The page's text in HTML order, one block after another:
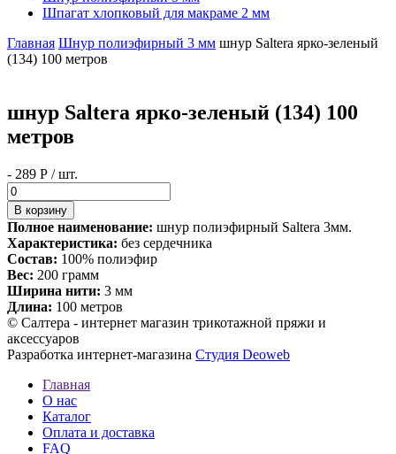
Шпагат хлопковый для макраме 2 мм
Главная Шнур полиэфирный 3 мм шнур Saltera ярко-зеленый
(134) 100 метров
шнур Saltera ярко-зеленый (134) 100
метров
- 289 Р / шт.
Полное наименование: шнур полиэфирный Saltera 3мм.
Характеристика: без сердечника
Состав: 100% полиэфир
Вес: 200 грамм
Ширина нити: 3 мм
Длина: 100 метров
© Салтера - интернет магазин трикотажной пряжи и
аксессуаров
Разработка интернет-магазина Студия Deoweb
Главная
О нас
Каталог
Оплата и доставка
FAQ